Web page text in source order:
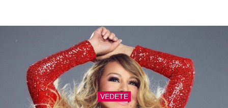
VEDETE